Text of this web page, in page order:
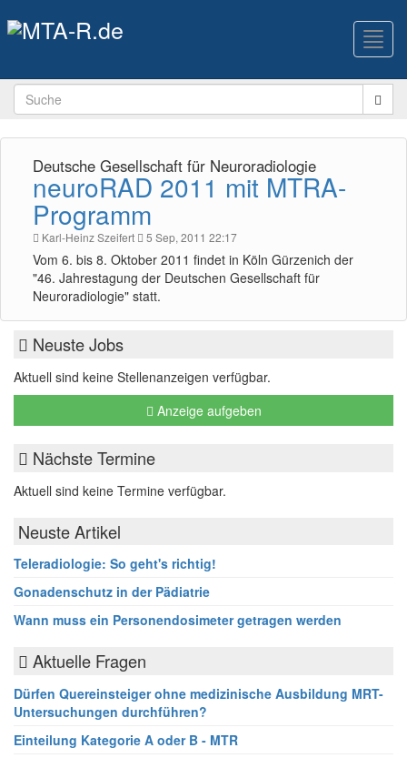
Deutsche Gesellschaft für Neuroradiologie
neuroRAD 2011 mit MTRA-
Programm
Karl-Heinz Szeifert 5 Sep, 2011 22:17
Vom 6. bis 8. Oktober 2011 findet in Köln Gürzenich der
"46. Jahrestagung der Deutschen Gesellschaft für
Neuroradiologie" statt.
Neuste Jobs
Aktuell sind keine Stellenanzeigen verfügbar.
Anzeige aufgeben
Nächste Termine
Aktuell sind keine Termine verfügbar.
Neuste Artikel
Teleradiologie: So geht's richtig!
Gonadenschutz in der Pädiatrie
Wann muss ein Personendosimeter getragen werden
Aktuelle Fragen
Dürfen Quereinsteiger ohne medizinische Ausbildung MRT-
Untersuchungen durchführen?
Einteilung Kategorie A oder B - MTR